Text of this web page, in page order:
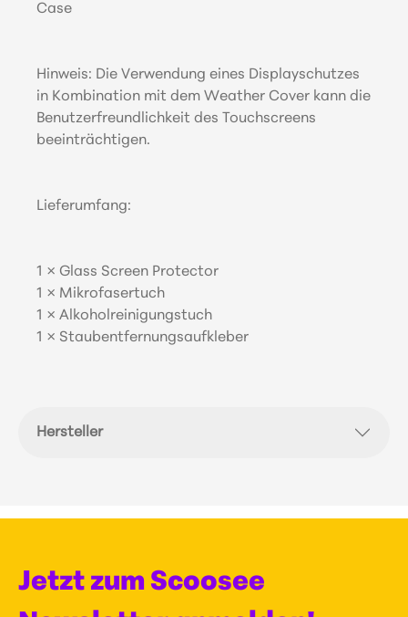
Case
Hinweis: Die Verwendung eines Displayschutzes
in Kombination mit dem Weather Cover kann die
Benutzerfreundlichkeit des Touchscreens
beeinträchtigen.
Lieferumfang:
1 × Glass Screen Protector
1 × Mikrofasertuch
1 × Alkoholreinigungstuch
1 × Staubentfernungsaufkleber
Hersteller
Jetzt zum Scoosee